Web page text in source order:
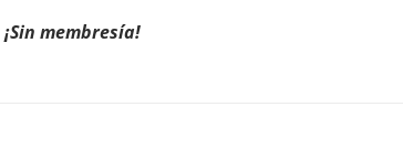
¡Sin membresía!